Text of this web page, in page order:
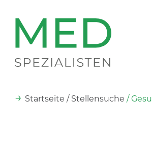
→ Startseite / Stellensuche /